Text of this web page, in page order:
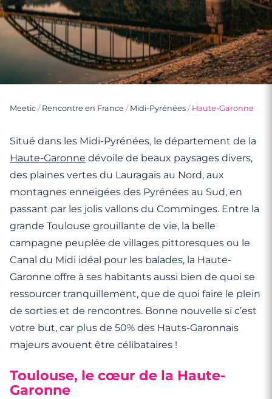
Meetic / Rencontre en France / Midi-Pyrénées / Haute-Garonne
Situé dans les Midi-Pyrénées, le département de la
Haute-Garonne dévoile de beaux paysages divers,
des plaines vertes du Lauragais au Nord, aux
montagnes enneigées des Pyrénées au Sud, en
passant par les jolis vallons du Comminges. Entre la
grande Toulouse grouillante de vie, la belle
campagne peuplée de villages pittoresques ou le
Canal du Midi idéal pour les balades, la Haute-
Garonne offre à ses habitants aussi bien de quoi se
ressourcer tranquillement, que de quoi faire le plein
de sorties et de rencontres. Bonne nouvelle si c’est
votre but, car plus de 50% des Hauts-Garonnais
majeurs avouent être célibataires !
Toulouse, le cœur de la Haute-
Garonne